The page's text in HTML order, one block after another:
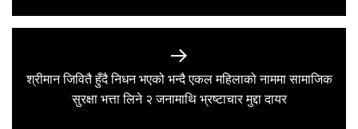
Next
post:
श्रीमान जिवितै हुँदै निधन भएको भन्दै एकल महिलाको नाममा सामाजिक
सुरक्षा भत्ता लिने २ जनामाथि भ्रष्टाचार मुद्दा दायर